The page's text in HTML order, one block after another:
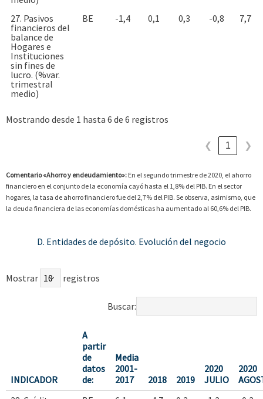
27. Pasivos
financieros del
balance de
Hogares e
Instituciones
sin fines de
lucro. (%var.
trimestral
medio)
BE -1,4 0,1 0,3 -0,8 7,7
Mostrando desde 1 hasta 6 de 6 registros
❮ 1 ❯
Comentario «Ahorro y endeudamiento»: En el segundo trimestre de 2020, el ahorro
financiero en el conjunto de la economía cayó hasta el 1,8% del PIB. En el sector
hogares, la tasa de ahorro financiero fue del 2,7% del PIB. Se observa, asimismo, que
la deuda financiera de las economías domésticas ha aumentado al 60,6% del PIB.
D. Entidades de depósito. Evolución del negocio
Mostrar registros
Buscar:
INDICADOR
A
partir
de
datos
de:
Media
2001-
2017
2018 2019
2020
JULIO
2020